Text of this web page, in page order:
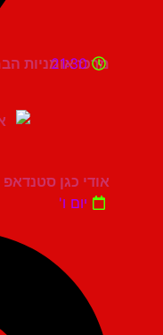
מרכז אומניות הבמה
21:30
אודי כגן סטנדאפ
יום ו'